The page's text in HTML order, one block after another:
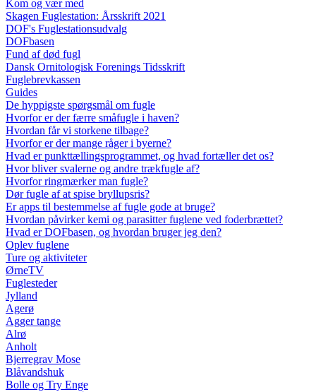
Kom og vær med
Skagen Fuglestation: Årsskrift 2021
DOF's Fuglestationsudvalg
DOFbasen
Fund af død fugl
Dansk Ornitologisk Forenings Tidsskrift
Fuglebrevkassen
Guides
De hyppigste spørgsmål om fugle
Hvorfor er der færre småfugle i haven?
Hvordan får vi storkene tilbage?
Hvorfor er der mange råger i byerne?
Hvad er punkttællingsprogrammet, og hvad fortæller det os?
Hvor bliver svalerne og andre trækfugle af?
Hvorfor ringmærker man fugle?
Dør fugle af at spise bryllupsris?
Er apps til bestemmelse af fugle gode at bruge?
Hvordan påvirker kemi og parasitter fuglene ved foderbrættet?
Hvad er DOFbasen, og hvordan bruger jeg den?
Oplev fuglene
Ture og aktiviteter
ØrneTV
Fuglesteder
Jylland
Agerø
Agger tange
Alrø
Anholt
Bjerregrav Mose
Blåvandshuk
Bolle og Try Enge